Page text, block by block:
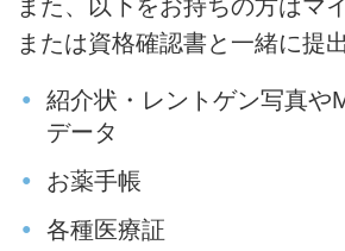
また、以下をお持ちの方はマ
または資格確認書と一緒に提
紹介状・レントゲン写真や
データ
お薬手帳
各種医療証